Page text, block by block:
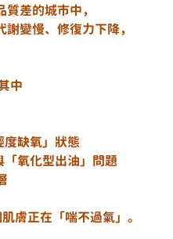
差的城市中，
變慢、修復力下降，
中
缺氧」狀態
氧化型出油」問題
膚正在「喘不過氣」。